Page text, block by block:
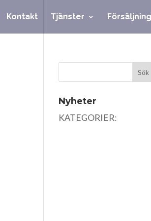
Kontakt Tjänster Försäljning
Nyheter
KATEGORIER: